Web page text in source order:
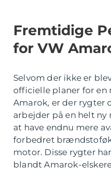
Fremtidige
for VW
Selvom der ikke er
officielle planer for en
Amarok, er der rygter
arbejder på en helt ny
at have endnu mere
forbedret
motor. Disse rygter
blandt Amarok-